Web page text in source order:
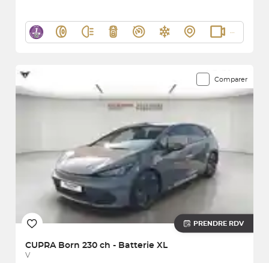
Comparer
PRENDRE RDV
CUPRA Born 230 ch - Batterie XL
V